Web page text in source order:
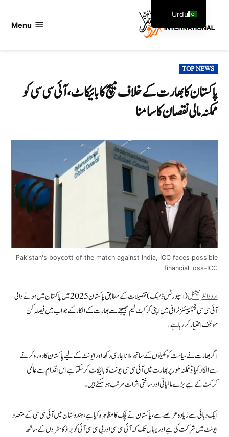
Menu
POSTED
IN
TOP NEWS
پاکستان کا بھارت کے خلاف میچ کا بائیکاٹ، آئی سی سی کو
ممکنہ مالی نقصان کا سامنا
Pakistan's boycott of the match against India, ICC faces possible
financial loss-ICC
اردوانٹرنیشنل
(اسپورٹس ڈیسک) تفصیلات کے مطابق پاکستان 2025 میں پاکستان میں ہونے والی
آئی سی سی چیمپیئنز ٹرافی میں اپنی کرکٹ ٹیم بھیجنے سے بھارت کے انکار کے جواب میں فیصلہ کن
موقف اختیار کر رہا ہے.
اگر بھارت نے سیاست کو کھیلوں کے ساتھ ملانا جاری رکھا اور ایونٹ کے لیے پاکستان کا دورہ کرنے
سے انکار کیا تو ممکنہ طور پر بھارت میں آئی سی سی ایونٹ کا بائیکاٹ کر سکتا ہے اس اقدام سے عالمی
کرکٹ کے لیے بڑے مالیاتی اور ساختی اثرات مرتب ہو سکتے ہیں۔
ایک دہائی سے زیادہ عرصے سے، پاکستان نے لچک کا مظاہرہ کیا ہے، ہندوستان میں آئی سی سی کے متعدد
ایونٹ میں شرکت کی ہے اور یہاں تک کہ آئی سی سی اور بی سی سی آئی کو براڈکاسٹروں کے ساتھ
Urdu
English